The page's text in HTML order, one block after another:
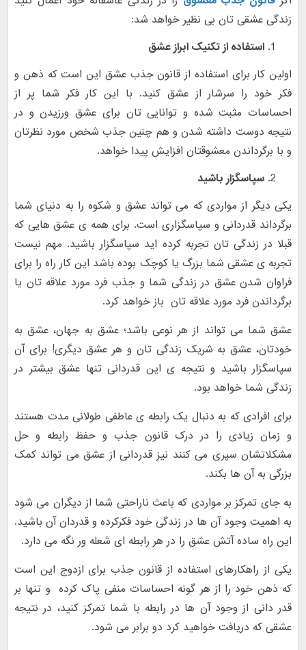
زندگی عشقی تان بی نظیر خواهد شد:
استفاده از تکنیک ابراز عشق
اولین کار برای استفاده از قانون جذب عشق این است که ذهن و
فکر خود را سرشار از عشق کنید. با این کار فکر شما پر از
احساسات مثبت شده و توانایی تان برای عشق ورزیدن و در
نتیجه دوست داشته شدن و هم چنین جذب شخص مورد نظرتان
و با برگرداندن معشوقتان افزایش پیدا خواهد.
سپاسگزار باشید
یکی دیگر از مواردی که می تواند عشق و شکوه را به دنیای شما
برگرداند قدردانی و سپاسگزاری است. برای همه ی عشق هایی که
قبلا در زندگی تان تجربه کرده اید سپاسگزار باشید. مهم نیست
تجربه ی عشقی شما بزرگ یا کوچک بوده باشد این کار راه را برای
فراوان شدن عشق در زندگی شما و جذب فرد مورد علاقه تان یا
برگرداندن فرد مورد علاقه تان باز خواهد کرد.
عشق شما می تواند از هر نوعی باشد؛ عشق به جهان، عشق به
خودتان، عشق به شریک زندگی تان و هر عشق دیگری! برای آن
سپاسگزار باشید و نتیجه ی این قدردانی تنها عشق بیشتر در
زندگی شما خواهد بود.
برای افرادی که به دنبال یک رابطه ی عاطفی طولانی مدت هستند
و زمان زیادی را در درک قانون جذب و حفظ رابطه و حل
مشکلاتشان سپری می کنند نیز قدردانی از عشق می تواند کمک
بزرگی به آن ها بکند.
به جای تمرکز بر مواردی که باعث ناراحتی شما از دیگران می شود
به اهمیت وجود آن ها در زندگی خود فکرکرده و قدردان آن باشید.
این راه ساده آتش عشق را در هر رابطه ای شعله ور نگه می دارد.
یکی از راهکارهای استفاده از قانون جذب برای ازدوج این است
که ذهن خود را از هر گونه احساسات منفی پاک کرده و تنها بر
قدر دانی از وجود آن ها در رابطه با شما تمرکز کنید، در نتیجه
عشقی که دریافت خواهید کرد دو برابر می شود.